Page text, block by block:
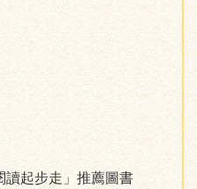
讀起步走」推薦圖書